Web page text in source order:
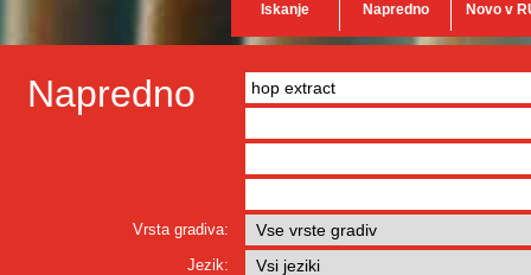
Iskanje Napredno Novo v
Napredno
Vrsta gradiva:
Jezik: